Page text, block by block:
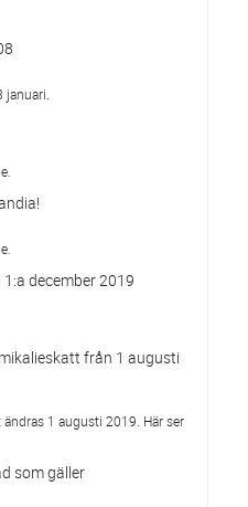
december 2019
från 1 augusti
1 augusti 2019. Här ser
som gäller